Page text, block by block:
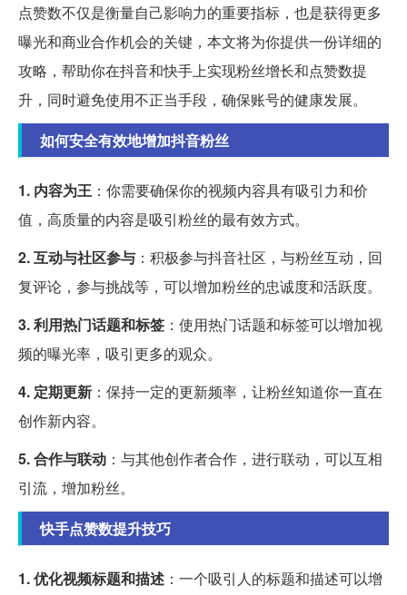
点赞数不仅是衡量自己影响力的重要指标，也是获得更多
曝光和商业合作机会的关键，本文将为你提供一份详细的
攻略，帮助你在抖音和快手上实现粉丝增长和点赞数提
升，同时避免使用不正当手段，确保账号的健康发展。
如何安全有效地增加抖音粉丝
1. 内容为王 ：你需要确保你的视频内容具有吸引力和价
值，高质量的内容是吸引粉丝的最有效方式。
2. 互动与社区参与 ：积极参与抖音社区，与粉丝互动，回
复评论，参与挑战等，可以增加粉丝的忠诚度和活跃度。
3. 利用热门话题和标签 ：使用热门话题和标签可以增加视
频的曝光率，吸引更多的观众。
4. 定期更新 ：保持一定的更新频率，让粉丝知道你一直在
创作新内容。
5. 合作与联动 ：与其他创作者合作，进行联动，可以互相
引流，增加粉丝。
快手点赞数提升技巧
1. 优化视频标题和描述 ：一个吸引人的标题和描述可以增